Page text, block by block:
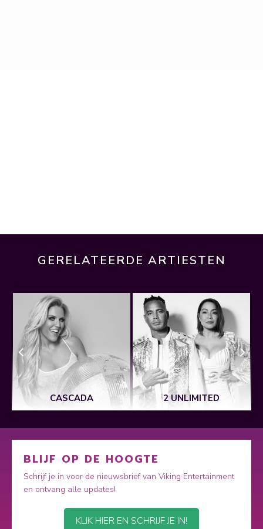
GERELATEERDE ARTIESTEN
CASCADA 2 UNLIMITED
BLIJF OP DE HOOGTE
Schrijf je in voor de nieuwsbrief van Viking Entertainment
en ontvang alle updates!
KLIK HIER EN SCHRIJF JE IN!